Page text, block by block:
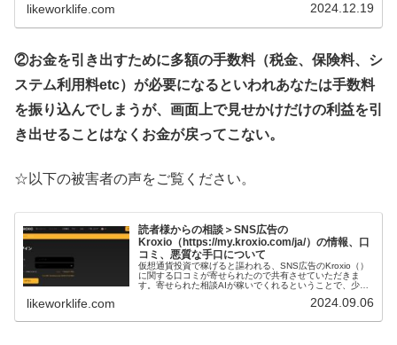
likeworklife.com 2024.12.19
②お金を引き出すために多額の手数料（税金、保険料、シ
ステム利用料etc）が必要になるといわれあなたは手数料
を振り込んでしまうが、画面上で見せかけだけの利益を引
き出せることはなくお金が戻ってこない。
☆以下の被害者の声をご覧ください。
読者様からの相談＞SNS広告の
Kroxio（https://my.kroxio.com/ja/）の情報、口
コミ、悪質な手口について
仮想通貨投資で稼げると謳われる、SNS広告のKroxio（）
に関する口コミが寄せられたので共有させていただきま
す。寄せられた相談AIが稼いでくれるということで、少額
likeworklife.com 2024.09.06